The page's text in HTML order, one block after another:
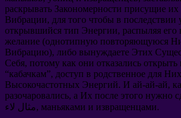
раскрывать Закономерности присущие
Вибрации, для того чтобы в последствии
открывшийся тип Энергии, распыляя его
желание (однотипную повторяющуюся
Вибрацию), либо вынуждаете Этих
Себя, потому как они отказались открыть
“кабачкам”, доступ в родственное для
Высокочастотных Энергий. И ай-ай-ай,
разочаровались, а Их после этого нужно
مثال لاء, маньяками и извращенцами.